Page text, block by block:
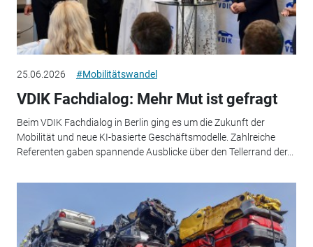
25.06.2026 #Mobilitätswandel
VDIK Fachdialog: Mehr Mut ist gefragt
Beim VDIK Fachdialog in Berlin ging es um die Zukunft der
Mobilität und neue KI-basierte Geschäftsmodelle. Zahlreiche
Referenten gaben spannende Ausblicke über den Tellerrand der...